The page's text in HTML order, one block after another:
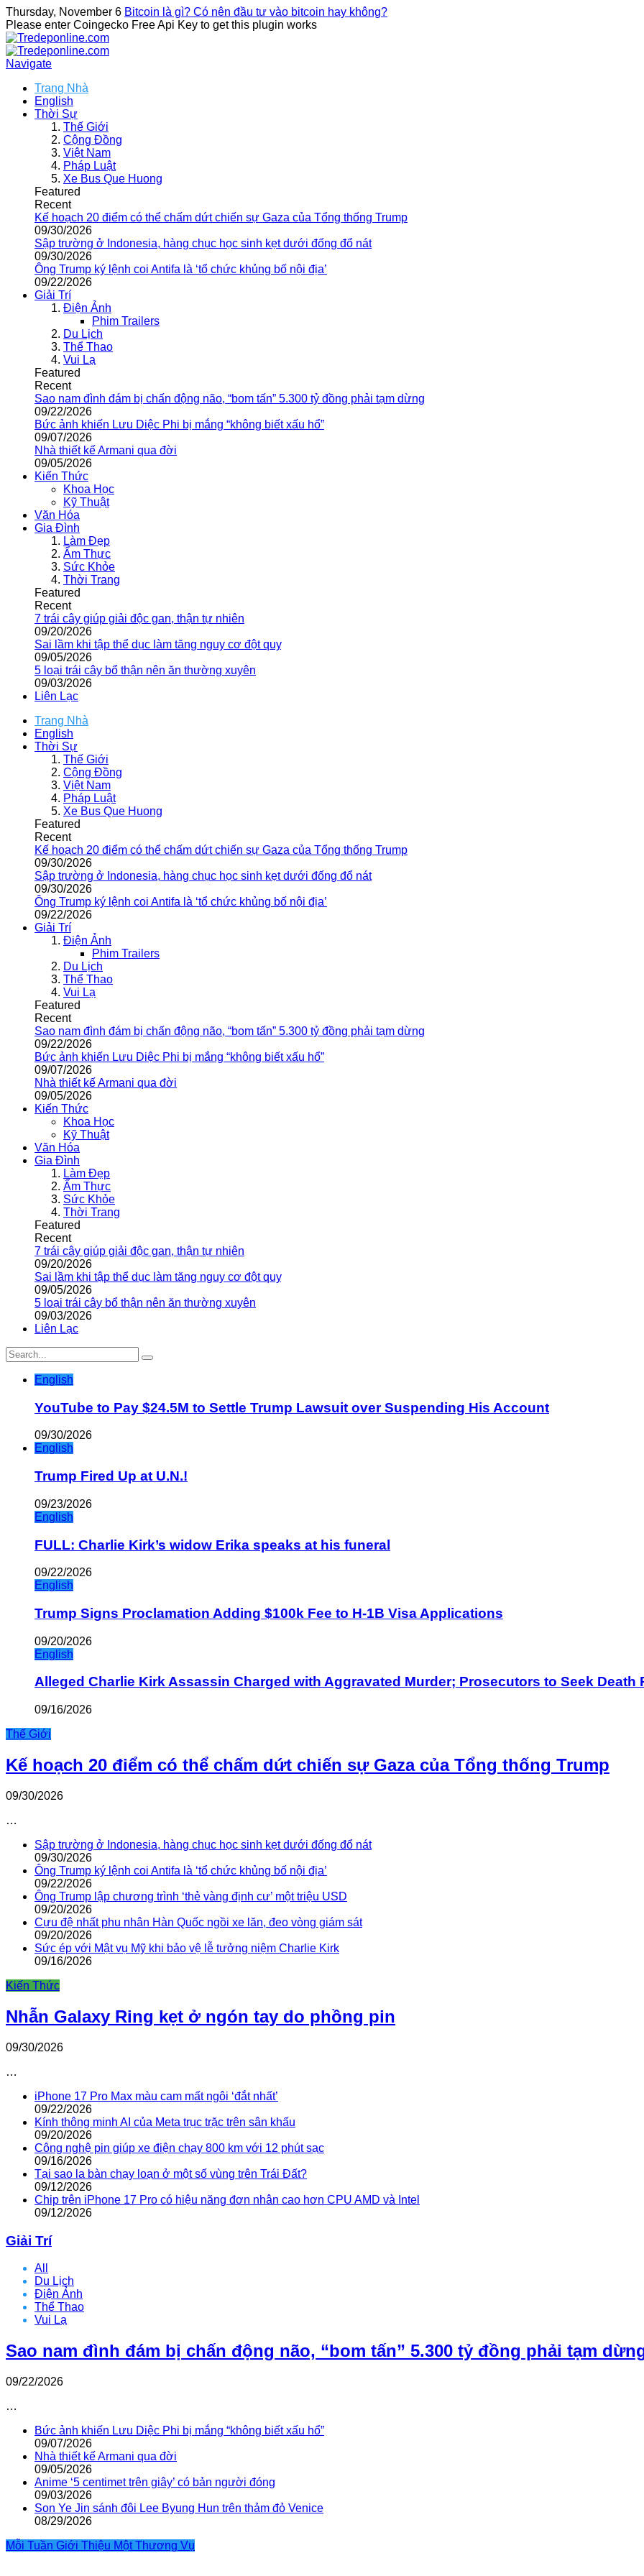
Thursday, November 6 Bitcoin là gì? Có nên đầu tư vào bitcoin hay không?
Please enter Coingecko Free Api Key to get this plugin works
Navigate
Trang Nhà
English
Thời Sự
Thế Giới
Cộng Đồng
Việt Nam
Pháp Luật
Xe Bus Que Huong
Featured
Recent
Kế hoạch 20 điểm có thể chấm dứt chiến sự Gaza của Tổng thống Trump
09/30/2026
Sập trường ở Indonesia, hàng chục học sinh kẹt dưới đống đổ nát
09/30/2026
Ông Trump ký lệnh coi Antifa là ‘tổ chức khủng bố nội địa’
09/22/2026
Giải Trí
Điện Ảnh
Phim Trailers
Du Lịch
Thể Thao
Vui Lạ
Featured
Recent
Sao nam đình đám bị chấn động não, “bom tấn” 5.300 tỷ đồng phải tạm dừng
09/22/2026
Bức ảnh khiến Lưu Diệc Phi bị mắng “không biết xấu hổ”
09/07/2026
Nhà thiết kế Armani qua đời
09/05/2026
Kiến Thức
Khoa Học
Kỹ Thuật
Văn Hóa
Gia Đình
Làm Đẹp
Ẩm Thực
Sức Khỏe
Thời Trang
Featured
Recent
7 trái cây giúp giải độc gan, thận tự nhiên
09/20/2026
Sai lầm khi tập thể dục làm tăng nguy cơ đột quỵ
09/05/2026
5 loại trái cây bổ thận nên ăn thường xuyên
09/03/2026
Liên Lạc
Trang Nhà
English
Thời Sự
Thế Giới
Cộng Đồng
Việt Nam
Pháp Luật
Xe Bus Que Huong
Featured
Recent
Kế hoạch 20 điểm có thể chấm dứt chiến sự Gaza của Tổng thống Trump
09/30/2026
Sập trường ở Indonesia, hàng chục học sinh kẹt dưới đống đổ nát
09/30/2026
Ông Trump ký lệnh coi Antifa là ‘tổ chức khủng bố nội địa’
09/22/2026
Giải Trí
Điện Ảnh
Phim Trailers
Du Lịch
Thể Thao
Vui Lạ
Featured
Recent
Sao nam đình đám bị chấn động não, “bom tấn” 5.300 tỷ đồng phải tạm dừng
09/22/2026
Bức ảnh khiến Lưu Diệc Phi bị mắng “không biết xấu hổ”
09/07/2026
Nhà thiết kế Armani qua đời
09/05/2026
Kiến Thức
Khoa Học
Kỹ Thuật
Văn Hóa
Gia Đình
Làm Đẹp
Ẩm Thực
Sức Khỏe
Thời Trang
Featured
Recent
7 trái cây giúp giải độc gan, thận tự nhiên
09/20/2026
Sai lầm khi tập thể dục làm tăng nguy cơ đột quỵ
09/05/2026
5 loại trái cây bổ thận nên ăn thường xuyên
09/03/2026
Liên Lạc
English
YouTube to Pay $24.5M to Settle Trump Lawsuit over Suspending His Account
09/30/2026
English
Trump Fired Up at U.N.!
09/23/2026
English
FULL: Charlie Kirk’s widow Erika speaks at his funeral
09/22/2026
English
Trump Signs Proclamation Adding $100k Fee to H-1B Visa Applications
09/20/2026
English
Alleged Charlie Kirk Assassin Charged with Aggravated Murder; Prosecutors to Seek Death
09/16/2026
Thế Giới
Kế hoạch 20 điểm có thể chấm dứt chiến sự Gaza của Tổng thống Trump
09/30/2026
…
Sập trường ở Indonesia, hàng chục học sinh kẹt dưới đống đổ nát
09/30/2026
Ông Trump ký lệnh coi Antifa là ‘tổ chức khủng bố nội địa’
09/22/2026
Ông Trump lập chương trình ‘thẻ vàng định cư’ một triệu USD
09/20/2026
Cựu đệ nhất phu nhân Hàn Quốc ngồi xe lăn, đeo vòng giám sát
09/20/2026
Sức ép với Mật vụ Mỹ khi bảo vệ lễ tưởng niệm Charlie Kirk
09/16/2026
Kiến Thức
Nhẫn Galaxy Ring kẹt ở ngón tay do phồng pin
09/30/2026
…
iPhone 17 Pro Max màu cam mất ngôi ‘đắt nhất’
09/22/2026
Kính thông minh AI của Meta trục trặc trên sân khấu
09/20/2026
Công nghệ pin giúp xe điện chạy 800 km với 12 phút sạc
09/16/2026
Tại sao la bàn chạy loạn ở một số vùng trên Trái Đất?
09/12/2026
Chip trên iPhone 17 Pro có hiệu năng đơn nhân cao hơn CPU AMD và Intel
09/12/2026
Giải Trí
All
Du Lịch
Điện Ảnh
Thể Thao
Vui Lạ
Sao nam đình đám bị chấn động não, “bom tấn” 5.300 tỷ đồng phải tạm
09/22/2026
…
Bức ảnh khiến Lưu Diệc Phi bị mắng “không biết xấu hổ”
09/07/2026
Nhà thiết kế Armani qua đời
09/05/2026
Anime ‘5 centimet trên giây’ có bản người đóng
09/03/2026
Son Ye Jin sánh đôi Lee Byung Hun trên thảm đỏ Venice
08/29/2026
Mỗi Tuần Giới Thiệu Một Thương Vụ